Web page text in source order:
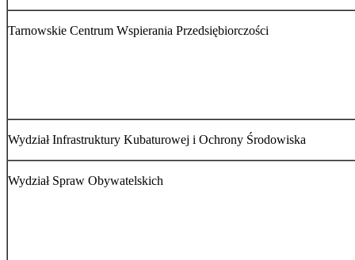
Tarnowskie Centrum Wspierania Przedsiębiorczości
Wydział Infrastruktury Kubaturowej i Ochrony Środowiska
Wydział Spraw Obywatelskich